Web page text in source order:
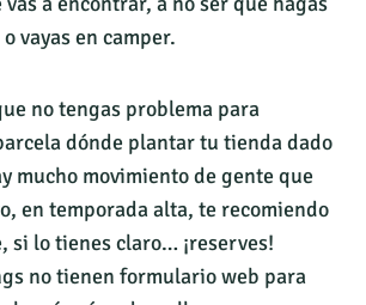
vayas en camper.
no tengas problema para
dónde plantar tu tienda dado
mucho movimiento de gente que
en temporada alta, te recomiendo
si lo tienes claro… ¡reserves!
no tienen formulario web para